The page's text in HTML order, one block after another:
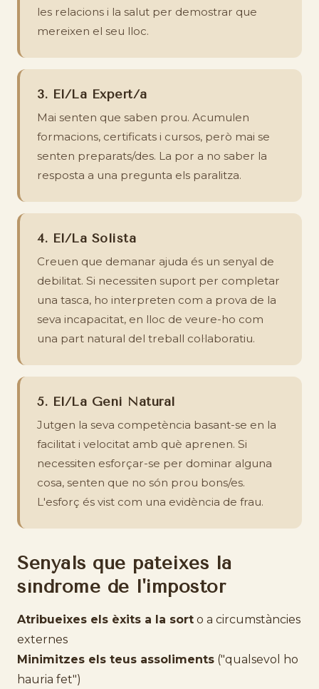
les relacions i la salut per demostrar que
mereixen el seu lloc.
3. El/La Expert/a
Mai senten que saben prou. Acumulen
formacions, certificats i cursos, però mai se
senten preparats/des. La por a no saber la
resposta a una pregunta els paralitza.
4. El/La Solista
Creuen que demanar ajuda és un senyal de
debilitat. Si necessiten suport per completar
una tasca, ho interpreten com a prova de la
seva incapacitat, en lloc de veure-ho com
una part natural del treball col·laboratiu.
5. El/La Geni Natural
Jutgen la seva competència basant-se en la
facilitat i velocitat amb què aprenen. Si
necessiten esforçar-se per dominar alguna
cosa, senten que no són prou bons/es.
L'esforç és vist com una evidència de frau.
Senyals que pateixes la
síndrome de l'impostor
Atribueixes els èxits a la sort o a circumstàncies
externes
Minimitzes els teus assoliments ("qualsevol ho
hauria fet")